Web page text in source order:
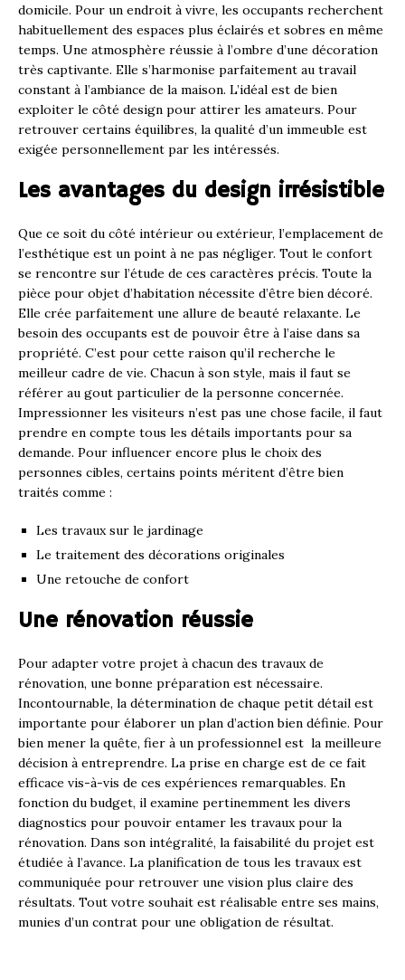
domicile. Pour un endroit à vivre, les occupants recherchent
habituellement des espaces plus éclairés et sobres en même
temps. Une atmosphère réussie à l’ombre d’une décoration
très captivante. Elle s’harmonise parfaitement au travail
constant à l’ambiance de la maison. L’idéal est de bien
exploiter le côté design pour attirer les amateurs. Pour
retrouver certains équilibres, la qualité d’un immeuble est
exigée personnellement par les intéressés.
Les avantages du design irrésistible
Que ce soit du côté intérieur ou extérieur, l’emplacement de
l’esthétique est un point à ne pas négliger. Tout le confort
se rencontre sur l’étude de ces caractères précis. Toute la
pièce pour objet d’habitation nécessite d’être bien décoré.
Elle crée parfaitement une allure de beauté relaxante. Le
besoin des occupants est de pouvoir être à l’aise dans sa
propriété. C’est pour cette raison qu’il recherche le
meilleur cadre de vie. Chacun à son style, mais il faut se
référer au gout particulier de la personne concernée.
Impressionner les visiteurs n’est pas une chose facile, il faut
prendre en compte tous les détails importants pour sa
demande. Pour influencer encore plus le choix des
personnes cibles, certains points méritent d’être bien
traités comme :
Les travaux sur le jardinage
Le traitement des décorations originales
Une retouche de confort
Une rénovation réussie
Pour adapter votre projet à chacun des travaux de
rénovation, une bonne préparation est nécessaire.
Incontournable, la détermination de chaque petit détail est
importante pour élaborer un plan d’action bien définie. Pour
bien mener la quête, fier à un professionnel est la meilleure
décision à entreprendre. La prise en charge est de ce fait
efficace vis-à-vis de ces expériences remarquables. En
fonction du budget, il examine pertinemment les divers
diagnostics pour pouvoir entamer les travaux pour la
rénovation. Dans son intégralité, la faisabilité du projet est
étudiée à l’avance. La planification de tous les travaux est
communiquée pour retrouver une vision plus claire des
résultats. Tout votre souhait est réalisable entre ses mains,
munies d’un contrat pour une obligation de résultat.